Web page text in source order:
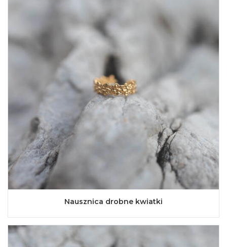
Nausznica drobne kwiatki